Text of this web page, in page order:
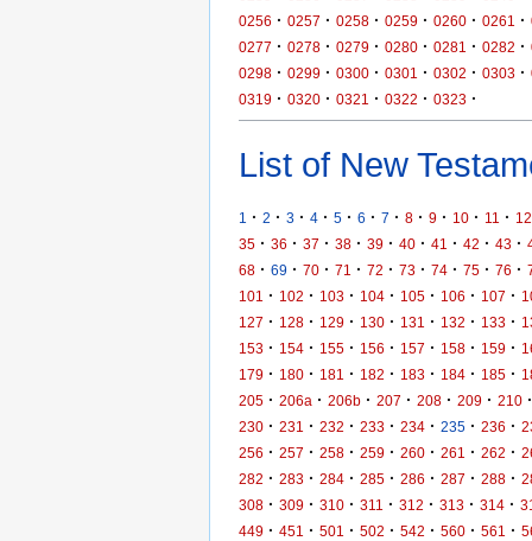
0256 · 0257 · 0258 · 0259 · 0260 · 0261 ·
0277 · 0278 · 0279 · 0280 · 0281 · 0282 ·
0298 · 0299 · 0300 · 0301 · 0302 · 0303 ·
0319 · 0320 · 0321 · 0322 · 0323 ·
List of New
1 · 2 · 3 · 4 · 5 · 6 · 7 · 8 · 9 · 10 · 11 · 12
35 · 36 · 37 · 38 · 39 · 40 · 41 · 42 · 43 ·
68 · 69 · 70 · 71 · 72 · 73 · 74 · 75 · 76 ·
101
· 102 · 103 · 104 · 105 · 106 · 107 ·
127 · 128 · 129 · 130 · 131 · 132 · 133 ·
153 · 154 · 155 · 156 · 157 · 158 · 159 ·
179 · 180 · 181 · 182 · 183 · 184 · 185 ·
205 · 206a · 206b · 207 · 208 · 209 · 210 ·
230 · 231 · 232 · 233 · 234 · 235 · 236 ·
256 · 257 · 258 · 259 · 260 · 261 · 262 ·
282 · 283 · 284 · 285 · 286 · 287 · 288 ·
308 · 309 · 310 · 311 · 312 · 313 · 314 ·
449 · 451 · 501 · 502 · 542 · 560 · 561 ·